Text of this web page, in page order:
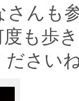
さんも
も歩
ださい